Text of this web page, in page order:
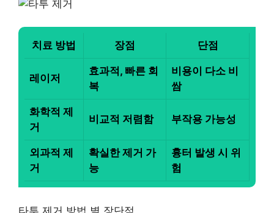
치료 방법 장점 단점
레이저
효과적, 빠른 회
복
비용이 다소 비
쌈
화학적 제
거
비교적 저렴함 부작용 가능성
외과적 제
거
확실한 제거 가
능
흉터 발생 시 위
험
타투 제거 방법 별 장단점